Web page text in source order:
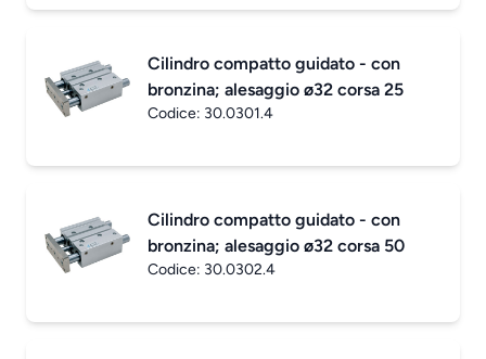
Cilindro compatto guidato - con
bronzina; alesaggio ø32 corsa 25
Codice: 30.0301.4
Cilindro compatto guidato - con
bronzina; alesaggio ø32 corsa 50
Codice: 30.0302.4